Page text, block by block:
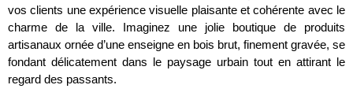
vos clients une expérience visuelle plaisante et cohérente avec le
charme de la ville. Imaginez une jolie boutique de produits
artisanaux ornée d’une enseigne en bois brut, finement gravée, se
fondant délicatement dans le paysage urbain tout en attirant le
regard des passants.